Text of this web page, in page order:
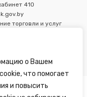
о Вашем
что помогает
и повысить
410
торговли и услуг